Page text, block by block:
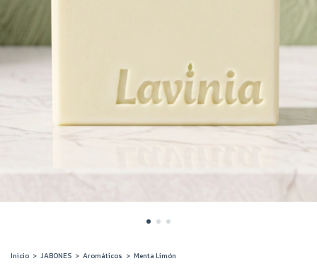
Inicio > JABONES > Aromáticos > Menta Limón